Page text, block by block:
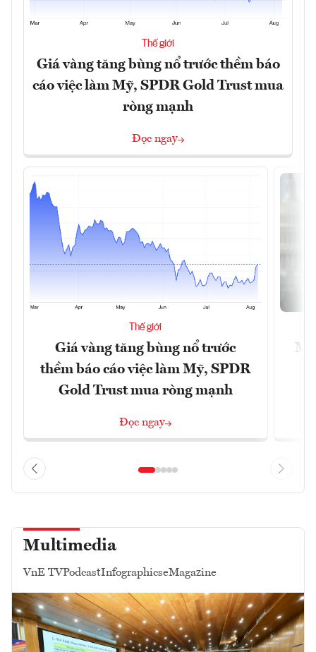
Thế giới
Giá vàng tăng bùng nổ trước thềm báo
cáo việc làm Mỹ, SPDR Gold Trust mua
ròng mạnh
Đọc ngay
Thế giới
Giá vàng tăng bùng nổ trước
thềm báo cáo việc làm Mỹ, SPDR
Gold Trust mua ròng mạnh
Đọc ngay
Multimedia
VnE TVPodcastInfographicseMagazine